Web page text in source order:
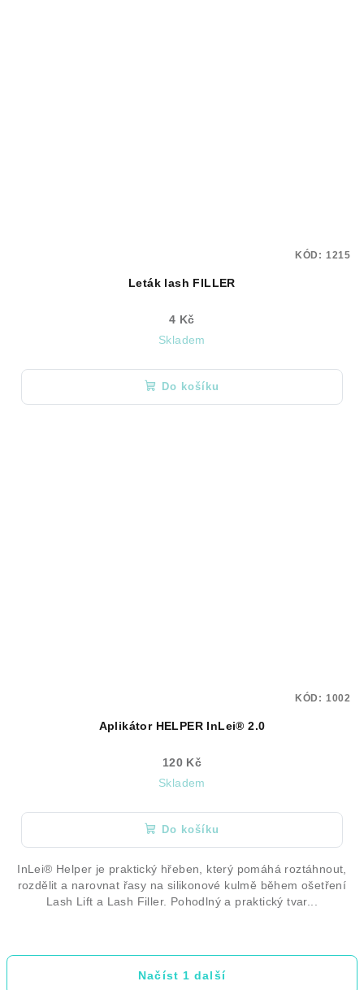
Leták lash FILLER
4 Kč
Skladem
Do košíku
KÓD: 1215
Aplikátor HELPER InLei® 2.0
120 Kč
Skladem
Do košíku
InLei® Helper je praktický hřeben, který pomáhá roztáhnout,
rozdělit a narovnat řasy na silikonové kulmě během ošetření
Lash Lift a Lash Filler. Pohodlný a praktický tvar...
KÓD: 1002
Načíst 1 další